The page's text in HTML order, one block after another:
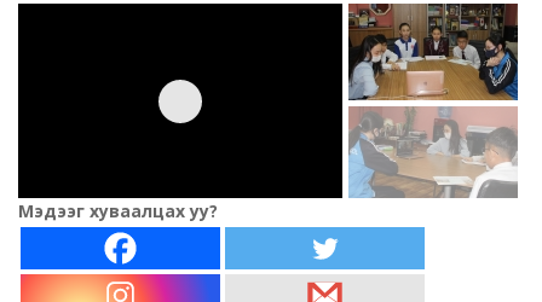
Мэдээг хуваалцах уу?